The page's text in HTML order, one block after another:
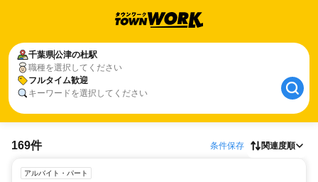
千葉県公津の杜駅
職種を選択してください
フルタイム歓迎
キーワードを選択してください
169件 条件保存 関連度順
アルバイト・パート